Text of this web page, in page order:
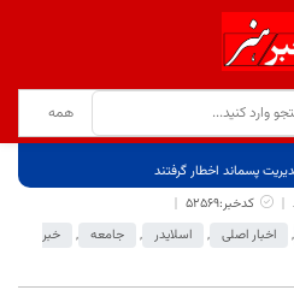
پسماند اخطار گرفتند
کدخبر:52569
, اخبار اصلی , اسلایدر , جامعه ,
خبر